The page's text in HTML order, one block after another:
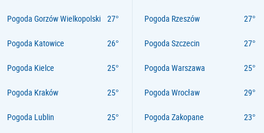
Pogoda Gorzów Wielkopolski
Pogoda Katowice
Pogoda Kielce
Pogoda Kraków
Pogoda Lublin
Pogoda Rzeszów
Pogoda Szczecin
Pogoda Warszawa
Pogoda Wrocław
Pogoda Zakopane